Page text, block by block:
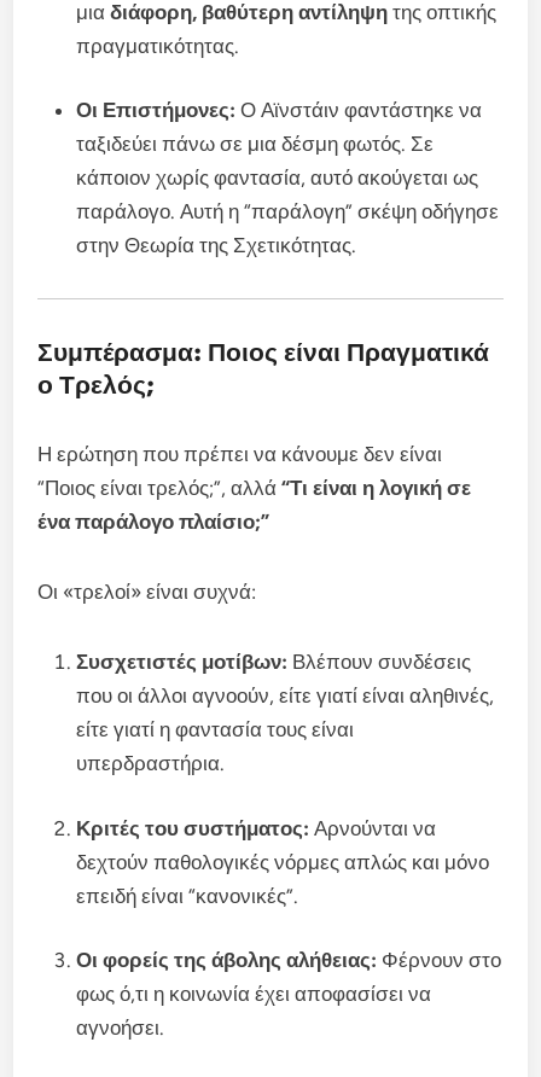
μιαδιάφορη, βαθύτερη αντίληψη της οπτικής
πραγματικότητας.
Οι Επιστήμονες: Ο Αϊνστάιν φαντάστηκε να
ταξιδεύει πάνω σε μια δέσμη φωτός. Σε
κάποιον χωρίς φαντασία, αυτό ακούγεται ως
παράλογο. Αυτή η “παράλογη” σκέψη οδήγησε
στην Θεωρία της Σχετικότητας.
Συμπέρασμα: Ποιος είναι Πραγματικά
ο Τρελός;
Η ερώτηση που πρέπει να κάνουμε δεν είναι
“Ποιος είναι τρελός;”, αλλά“Τι είναι η λογική σε
ένα παράλογο πλαίσιο;”
Οι «τρελοί» είναι συχνά:
Συσχετιστές μοτίβων: Βλέπουν συνδέσεις
που οι άλλοι αγνοούν, είτε γιατί είναι αληθινές,
είτε γιατί η φαντασία τους είναι
υπερδραστήρια.
Κριτές του συστήματος: Αρνούνται να
δεχτούν παθολογικές νόρμες απλώς και μόνο
επειδή είναι “κανονικές”.
Οι φορείς της άβολης αλήθειας: Φέρνουν στο
φως ό,τι η κοινωνία έχει αποφασίσει να
αγνοήσει.